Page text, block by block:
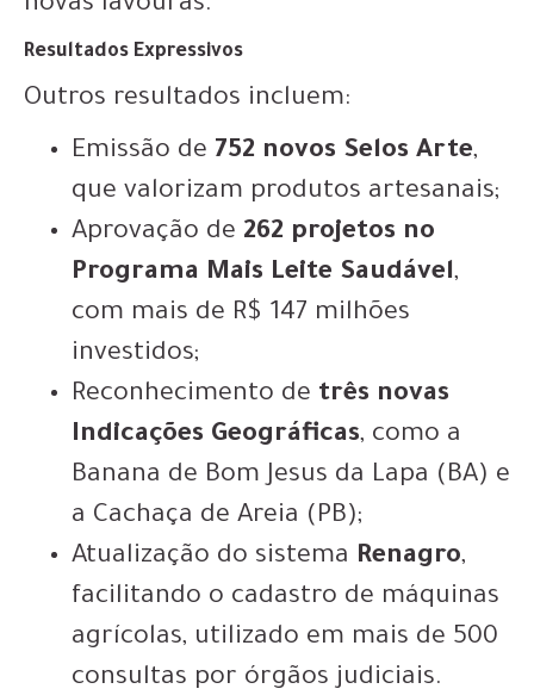
Resultados Expressivos
Outros resultados incluem:
Emissão de 752 novos Selos Arte,
que valorizam produtos artesanais;
Aprovação de 262 projetos no
Programa Mais Leite Saudável,
com mais de R$ 147 milhões
investidos;
Reconhecimento de três novas
Indicações Geográficas, como a
Banana de Bom Jesus da Lapa (BA) e
a Cachaça de Areia (PB);
Atualização do sistema Renagro,
facilitando o cadastro de máquinas
agrícolas, utilizado em mais de 500
consultas por órgãos judiciais.